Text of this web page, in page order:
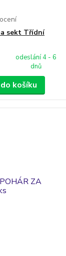
sekt Třídní
odeslání 4 - 6
dnů
košíku